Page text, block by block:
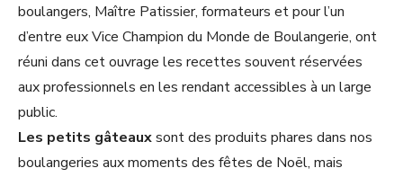
boulangers, Maître Patissier, formateurs et pour l’un
d’entre eux Vice Champion du Monde de Boulangerie, ont
réuni dans cet ouvrage les recettes souvent réservées
aux professionnels en les rendant accessibles à un large
public.
Les petits gâteauxsont des produits phares dans nos
boulangeries aux moments des fêtes de Noël, mais